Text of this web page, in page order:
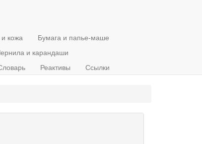
кожа
Бумага и папье-маше
и карандаши
Реактивы Ссылки